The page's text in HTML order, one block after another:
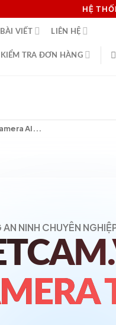
HỆ
BÀI VIẾT LIÊN HỆ
KIỂM TRA ĐƠN HÀNG
AN NINH CHUYÊN